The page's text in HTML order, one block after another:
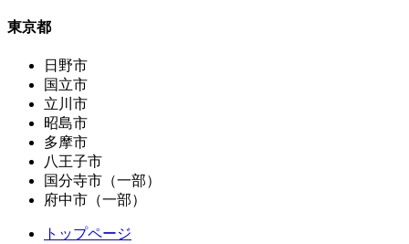
東京都
日野市
国立市
立川市
昭島市
多摩市
八王子市
国分寺市（一部）
府中市（一部）
トップページ